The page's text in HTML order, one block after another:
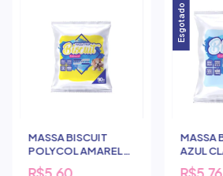
MASSA BISCUIT
POLYCOL AMARELA
90G
Esgotado
MASSA
AZUL